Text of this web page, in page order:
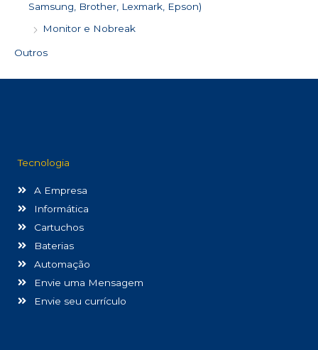
Samsung, Brother, Lexmark, Epson)
Monitor e Nobreak
Outros
Tecnologia
A Empresa
Informática
Cartuchos
Baterias
Automação
Envie uma Mensagem
Envie seu currículo